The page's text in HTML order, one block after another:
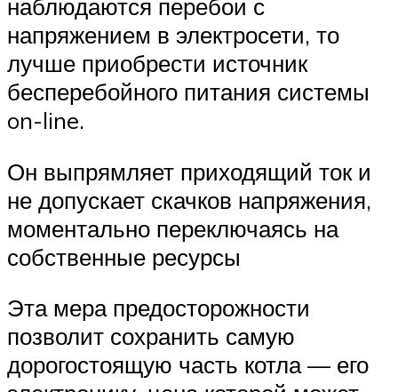
наблюдаются перебои с
напряжением в электросети, то
лучше приобрести источник
бесперебойного питания системы
on-line.
Он выпрямляет приходящий ток и
не допускает скачков напряжения,
моментально переключаясь на
собственные ресурсы
Эта мера предосторожности
позволит сохранить самую
дорогостоящую часть котла — его